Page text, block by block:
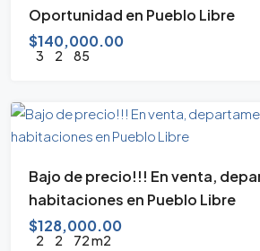
Oportunidad en Pueblo Libre
$140,000.00
3 2 85
Bajo de precio!!! En venta,
habitaciones en Pueblo Libre
$128,000.00
2 2 72 m2